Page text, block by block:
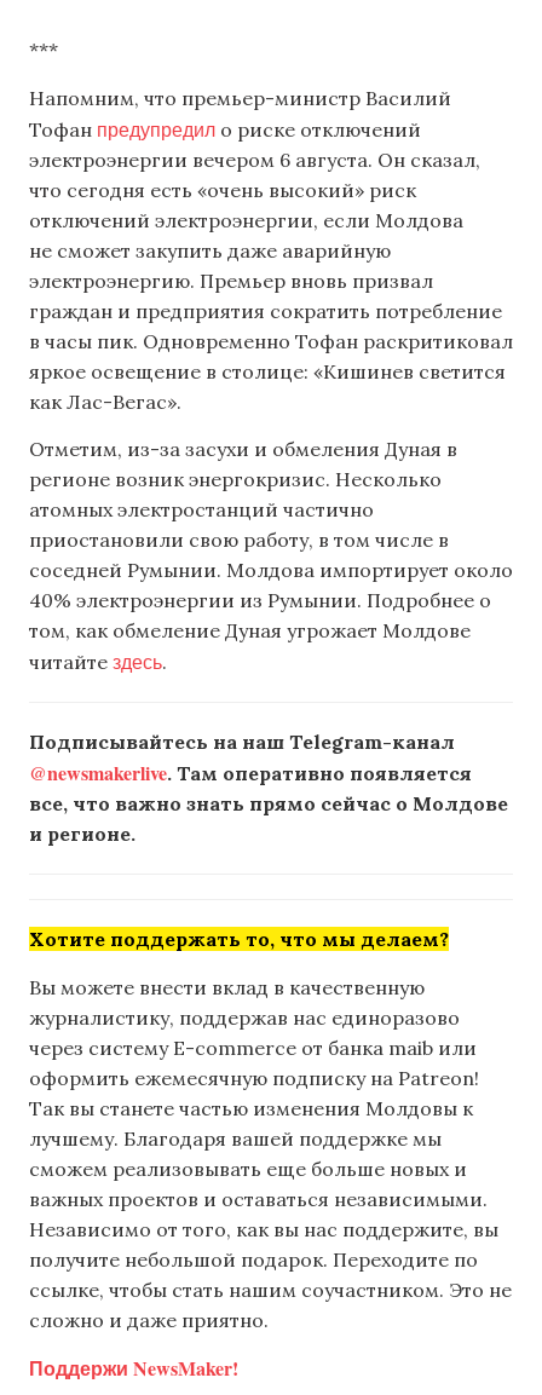
***
Напомним, что премьер-министр Василий
Тофан предупредил о риске отключений
электроэнергии вечером 6 августа. Он сказал,
что сегодня есть «очень высокий» риск
отключений электроэнергии, если Молдова
не сможет закупить даже аварийную
электроэнергию. Премьер вновь призвал
граждан и предприятия сократить потребление
в часы пик. Одновременно Тофан раскритиковал
яркое освещение в столице: «Кишинев светится
как Лас-Вегас».
Отметим, из-за засухи и обмеления Дуная в
регионе возник энергокризис. Несколько
атомных электростанций частично
приостановили свою работу, в том числе в
соседней Румынии. Молдова импортирует около
40% электроэнергии из Румынии. Подробнее о
том, как обмеление Дуная угрожает Молдове
читайте здесь.
Подписывайтесь на наш Telegram-канал
@newsmakerlive. Там оперативно появляется
все, что важно знать прямо сейчас о Молдове
и регионе.
Хотите поддержать то, что мы делаем?
Вы можете внести вклад в качественную
журналистику, поддержав нас единоразово
через систему E-commerce от банка maib или
оформить ежемесячную подписку на Patreon!
Так вы станете частью изменения Молдовы к
лучшему. Благодаря вашей поддержке мы
сможем реализовывать еще больше новых и
важных проектов и оставаться независимыми.
Независимо от того, как вы нас поддержите, вы
получите небольшой подарок. Переходите по
ссылке, чтобы стать нашим соучастником. Это не
сложно и даже приятно.
Поддержи NewsMaker!